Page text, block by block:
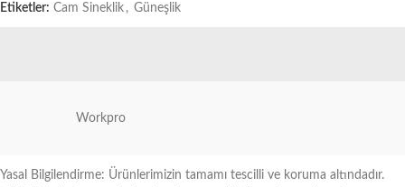
Etiketler: Cam Sineklik , Güneşlik
Workpro
Yasal Bilgilendirme: Ürünlerimizin tamamı tescilli ve koruma altındadır.